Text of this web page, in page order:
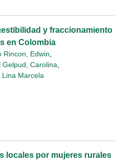
y fraccionamiento
en Colombia
Rincon, Edwin,
Gelpud, Carolina,
Lina Marcela
locales por mujeres rurales